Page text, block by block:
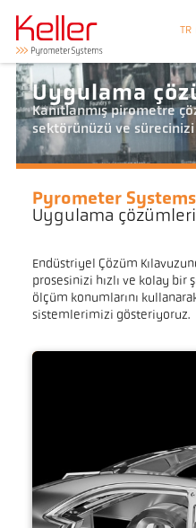
TR
Uygulama
Kanıtlanmış pirometre
sektörünüzü ve sürecinizi
Pyrometer Systems
Uygulama çözümleri
Endüstriyel Çözüm
prosesinizi hızlı ve kolay bir
ölçüm konumlarını
sistemlerimizi gösteriyoruz.